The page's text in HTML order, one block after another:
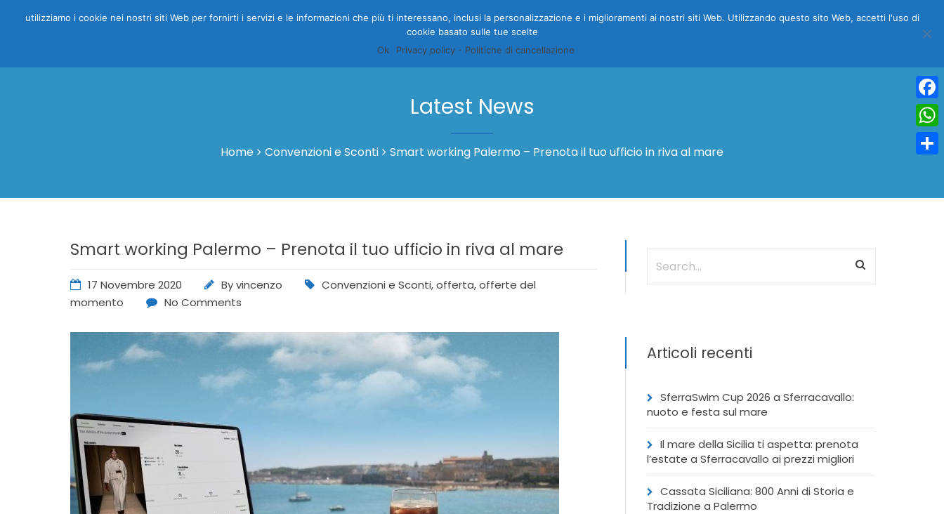
CAMERE GALLERY
Latest News
Home Convenzioni e Sconti Smart working Palermo – Prenota il tuo ufficio in riva al mare
Smart working Palermo – Prenota il tuo ufficio in riva al mare
17 Novembre 2020 Byvincenzo Convenzioni e Sconti,offerta,offerte del
momento
No Comments
Articoli recenti
SferraSwim Cup 2026 a Sferracavallo:
nuoto e festa sul mare
Il mare della Sicilia ti aspetta: prenota
l’estate a Sferracavallo ai prezzi migliori
Cassata Siciliana: 800 Anni di Storia e
Tradizione a Palermo
utilizziamo i cookie nei nostri siti Web per fornirti i servizi e le informazioni che più ti interessano, inclusi la personalizzazione e i miglioramenti ai nostri siti Web. Utilizzando questo sito Web, accetti l'uso di
cookie basato sulle tue scelte
Ok
Privacy policy - Politiche di cancellazione